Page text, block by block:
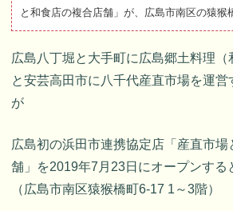
と和食店の複合店舗」が、広島市南区の猿猴
広島八丁堀と大手町に広島郷土料理
と安芸高田市に八千代産直市場を運営
が
広島初の浜田市連携協定店「産直市
舗」を2019年7月23日にオープンする
（広島市南区猿猴橋町6-17 1～3階）